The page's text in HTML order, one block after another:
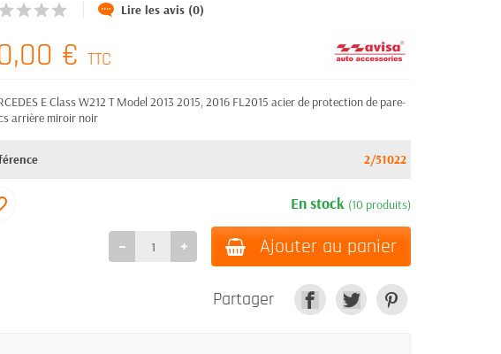
Lire les avis (0)
€ TTC
E Class W212 T Model 2013 2015, 2016 FL2015 acier de protection de pare-
arrière miroir noir
2/51022
En stock (10 produits)
Ajouter au panier
Partager